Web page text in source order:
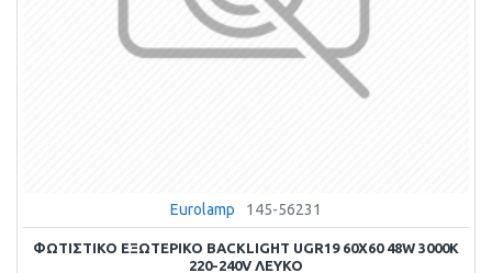
Eurolamp 145-56231
ΦΩΤΙΣΤΙΚΟ ΕΞΩΤΕΡΙΚΟ BACKLIGΗΤ UGR19 60X60 48W 3000Κ
220-240V ΛΕΥΚΟ